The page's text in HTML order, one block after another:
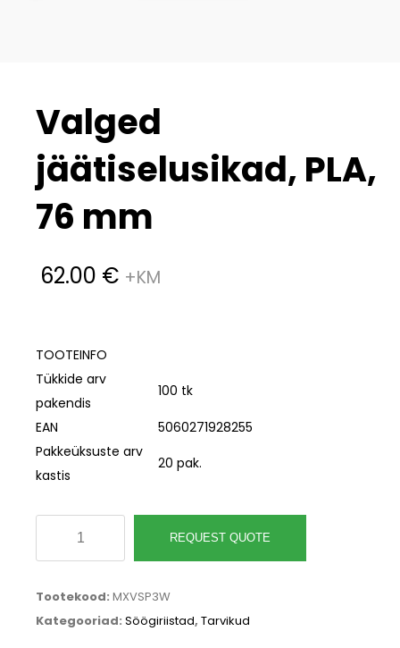
Valged
jäätiselusikad, PLA,
76 mm
62.00 €
TOOTEINFO
Tükkide arv
pakendis
100 tk
EAN
5060271928255
Pakkeüksuste arv
kastis
20 pak.
76
mm
REQUEST QUOTE
Tootekood: MXVSP3W
Kategooriad: Söögiriistad, Tarvikud